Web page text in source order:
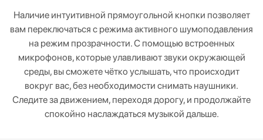
Наличие интуитивной прямоугольной кнопки позволяет
вам переключаться с режима активного шумоподавления
на режим прозрачности. С помощью встроенных
микрофонов, которые улавливают звуки окружающей
среды, вы сможете чётко услышать, что происходит
вокруг вас, без необходимости снимать наушники.
Следите за движением, переходя дорогу, и продолжайте
спокойно наслаждаться музыкой дальше.